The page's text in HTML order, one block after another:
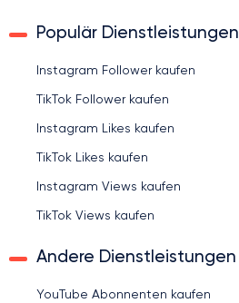
Populär Dienstleistungen
Instagram Follower kaufen
TikTok Follower kaufen
Instagram Likes kaufen
TikTok Likes kaufen
Instagram Views kaufen
TikTok Views kaufen
Andere Dienstleistungen
YouTube Abonnenten kaufen